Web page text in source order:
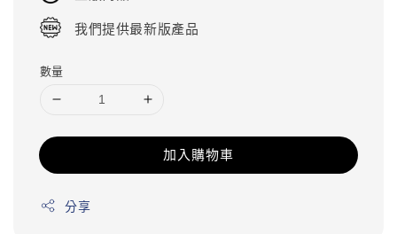
我們提供最新版產品
數量
加入購物車
分享